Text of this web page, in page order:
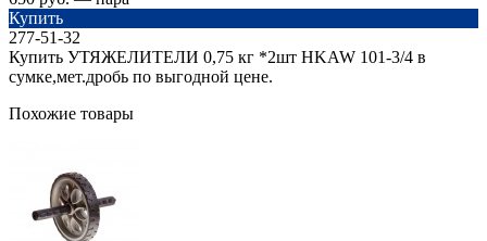
Купить
277-51-32
Купить УТЯЖЕЛИТЕЛИ 0,75 кг *2шт HKAW 101-3/4 в
сумке,мет.дробь по выгодной цене.
Похожие товары